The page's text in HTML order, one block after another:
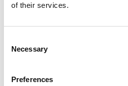
of their services.
Selection
Necessary
Preferences